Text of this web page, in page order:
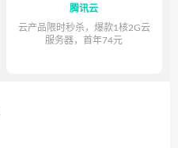
腾讯云
云产品限时秒杀，爆款1核2G云
服务器，首年74元